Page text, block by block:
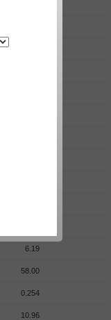
6.19
58.00
0.254
10.96